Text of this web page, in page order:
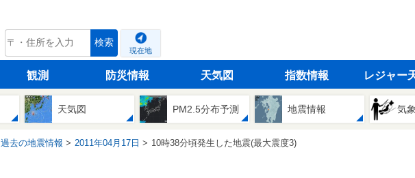
tenki.jp 検索
現在地
観測 防災情報 天気図 指数情報 レジャー
天気図 PM2.5分布予測 地震情報 気
過去の地震情報 2011年04月17日 10時38分頃発生した地震(最大震度3)